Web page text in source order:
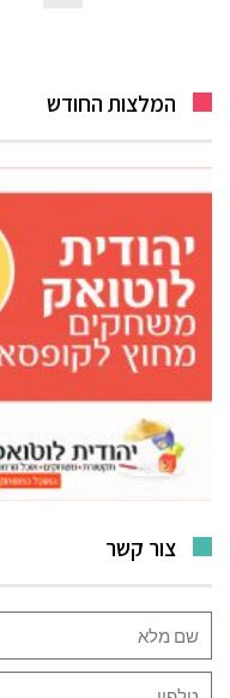
המלצות החודש
צור קשר